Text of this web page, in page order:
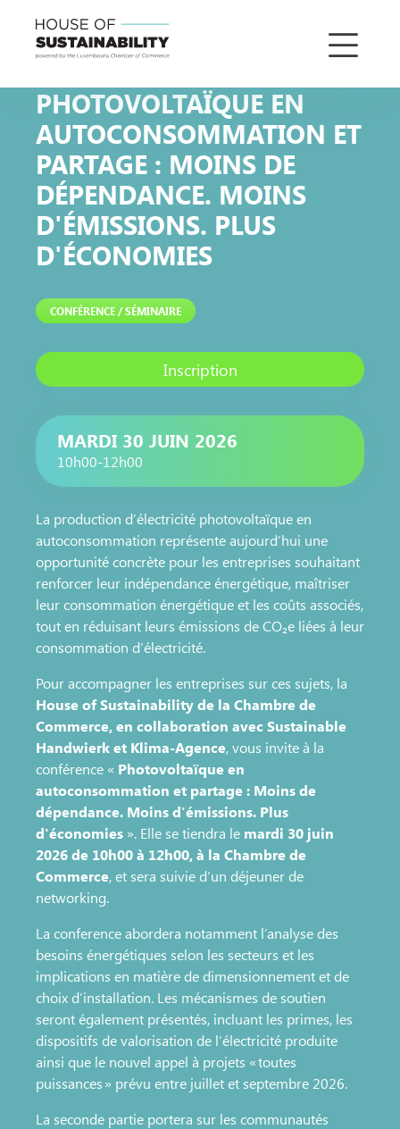
PHOTOVOLTAÏQUE EN
AUTOCONSOMMATION ET
PARTAGE : MOINS DE
DÉPENDANCE. MOINS
D'ÉMISSIONS. PLUS
D'ÉCONOMIES
CONFÉRENCE / SÉMINAIRE
Inscription
MARDI 30 JUIN 2026
10h00-12h00
La production d’électricité photovoltaïque en
autoconsommation représente aujourd’hui une
opportunité concrète pour les entreprises souhaitant
renforcer leur indépendance énergétique, maîtriser
leur consommation énergétique et les coûts associés,
tout en réduisant leurs émissions de CO₂e liées à leur
consommation d’électricité.
Pour accompagner les entreprises sur ces sujets, la
House of Sustainability de la Chambre de
Commerce, en collaboration avec Sustainable
Handwierk et Klima-Agence, vous invite à la
conférence « Photovoltaïque en
autoconsommation et partage : Moins de
dépendance. Moins d'émissions. Plus
d'économies ». Elle se tiendra le mardi 30 juin
2026 de 10h00 à 12h00, à la Chambre de
Commerce, et sera suivie d’un déjeuner de
networking.
La conference abordera notamment l’analyse des
besoins énergétiques selon les secteurs et les
implications en matière de dimensionnement et de
choix d’installation. Les mécanismes de soutien
seront également présentés, incluant les primes, les
dispositifs de valorisation de l’électricité produite
ainsi que le nouvel appel à projets « toutes
puissances » prévu entre juillet et septembre 2026.
La seconde partie portera sur les communautés